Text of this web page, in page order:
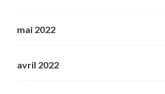
mai 2022
avril 2022